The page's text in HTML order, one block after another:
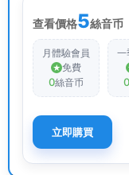
查看價格5絲音币
月體驗會員
免費
0絲音币
一
0
立即購買